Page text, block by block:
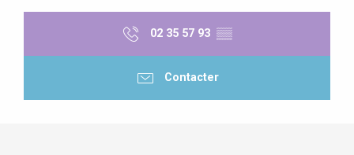
02 35 57 93 ▒▒
Contacter